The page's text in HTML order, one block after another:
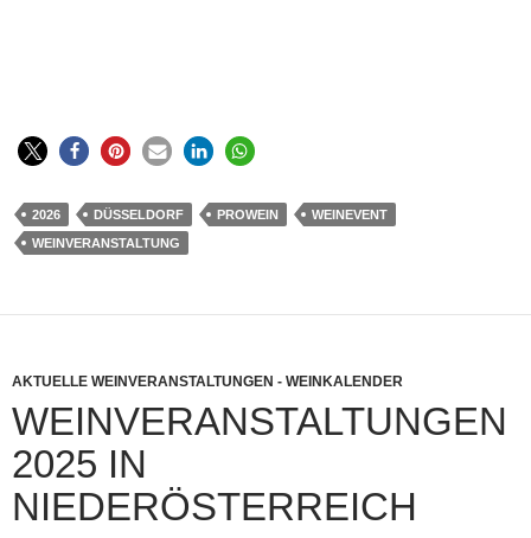
2026 DÜSSELDORF PROWEIN
WEINEVENT
WEINVERANSTALTUNG
AKTUELLE WEINVERANSTALTUNGEN - WEINKALENDER
WEINVERANSTALTUNGEN
2025 IN
NIEDERÖSTERREICH